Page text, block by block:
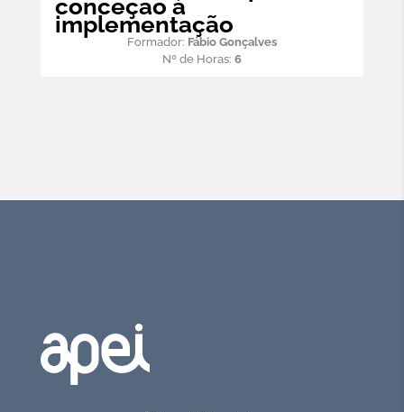
conceção à
implementação
Formador: Fábio Gonçalves
Nº de Horas: 6